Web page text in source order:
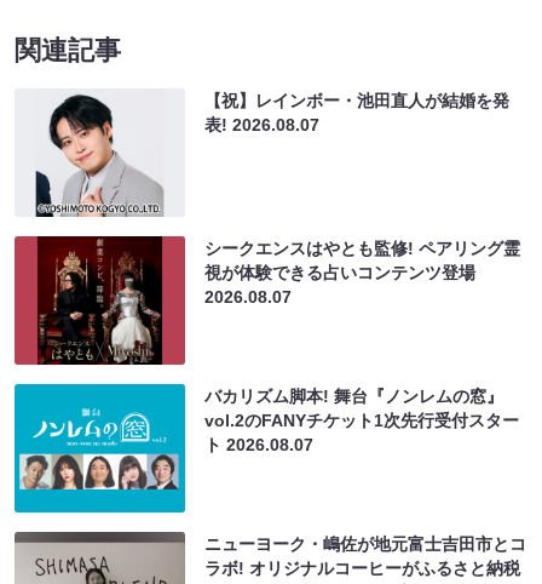
関連記事
【祝】レインボー・池田直人が結婚を発
表!2026.08.07
シークエンスはやとも監修! ペアリング霊
視が体験できる占いコンテンツ登場
2026.08.07
バカリズム脚本! 舞台『ノンレムの窓』
vol.2のFANYチケット1次先行受付スター
ト2026.08.07
ニューヨーク・嶋佐が地元富士吉田市とコ
ラボ! オリジナルコーヒーがふるさと納税